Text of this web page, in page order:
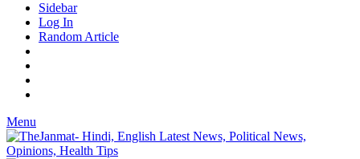
Sidebar
Log In
Random Article
Menu